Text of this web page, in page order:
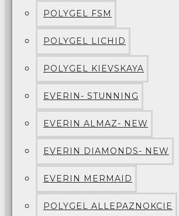
POLYGEL FSM
POLYGEL LICHID
POLYGEL KIEVSKAYA
EVERIN- STUNNING
EVERIN ALMAZ- NEW
EVERIN DIAMONDS- NEW
EVERIN MERMAID
POLYGEL ALLEPAZNOKCIE